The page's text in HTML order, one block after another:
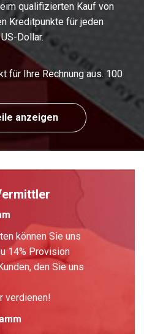
qualifizierten Kauf von
Kreditpunkte für jeden
Dollar.
für Ihre Rechnung aus. 100
anzeigen
können Sie uns
14% Provision
den Sie uns
verdienen!